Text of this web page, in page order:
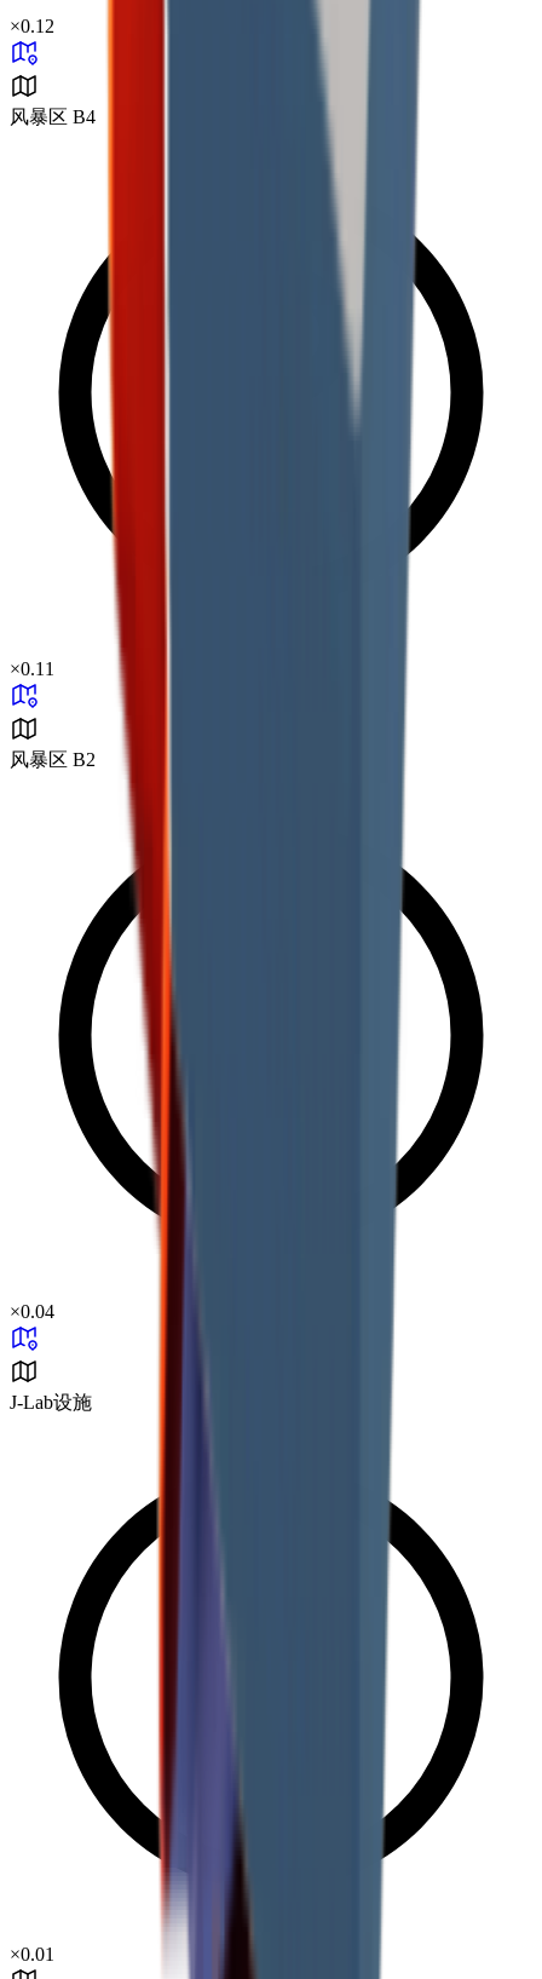
×0.12
风暴区 B4
×0.11
风暴区 B2
×0.04
J-Lab设施
×0.01